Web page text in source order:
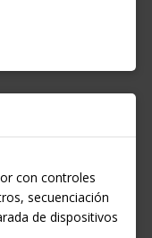
con controles
secuenciación
de dispositivos